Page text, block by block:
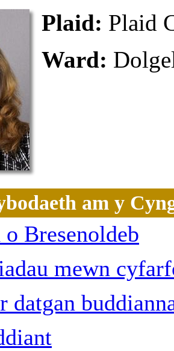
Plaid: Plaid
Ward:
am y
Bresenoldeb
mewn
datgan